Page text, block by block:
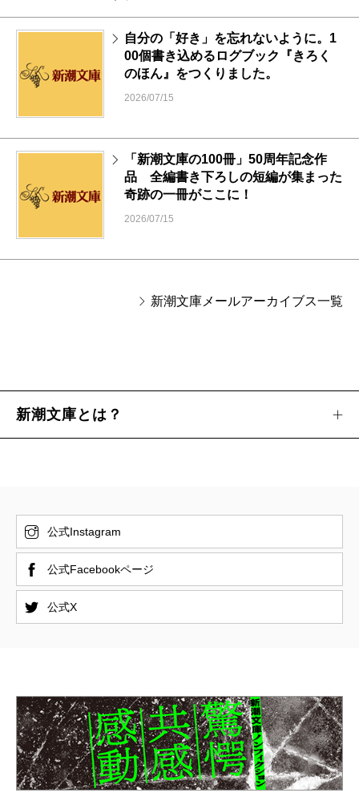
自分の「好き」を忘れないように。1
00個書き込めるログブック『きろく
のほん』をつくりました。
2026/07/15
「新潮文庫の100冊」50周年記念作
品 全編書き下ろしの短編が集まった
奇跡の一冊がここに！
2026/07/15
新潮文庫メールアーカイブス一覧
新潮文庫とは？
公式Instagram
公式Facebookページ
公式X